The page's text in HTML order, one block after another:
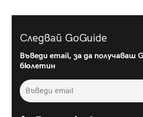
Следвай GoGuide
Въведи email, за да получаваш
бюлетин